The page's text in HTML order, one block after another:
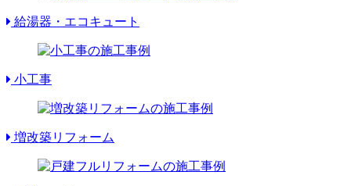
給湯器・エコキュート
小工事
増改築リフォーム